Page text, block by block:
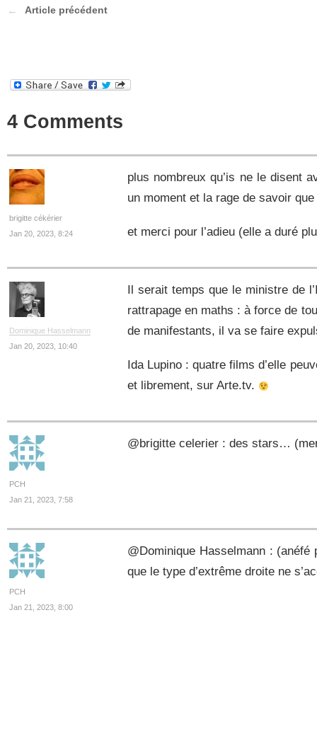
Article précédent
4 Comments
brigitte cékérier
Jan 20, 2023, 8:24
plus nombreux qu’is ne le disent
un moment et la rage de savoir que
et merci pour l’adieu (elle a duré
Dominique Hasselmann
Jan 20, 2023, 10:40
Il serait temps que le ministre de
rattrapage en maths : à force de
de manifestants, il va se faire
Ida Lupino : quatre films d’elle
et librement, sur Arte.tv.
PCH
Jan 21, 2023, 7:58
@brigitte celerier : des stars…
PCH
Jan 21, 2023, 8:00
@Dominique Hasselmann :
que le type d’extrême droite ne